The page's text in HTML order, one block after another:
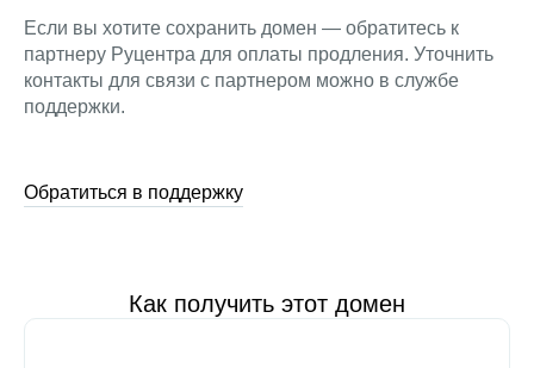
Если вы хотите сохранить домен — обратитесь к
партнеру Руцентра для оплаты продления. Уточнить
контакты для связи с партнером можно в службе
поддержки.
Обратиться в поддержку
Как получить этот домен